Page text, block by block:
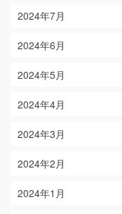
2024年7月
2024年6月
2024年5月
2024年4月
2024年3月
2024年2月
2024年1月